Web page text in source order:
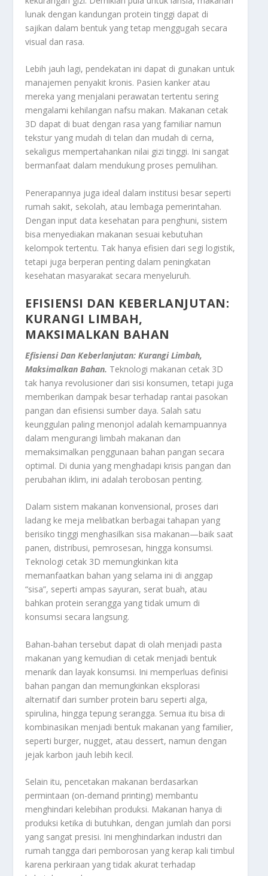
lunak dengan kandungan protein tinggi dapat di
sajikan dalam bentuk yang tetap menggugah secara
visual dan rasa.
Lebih jauh lagi, pendekatan ini dapat di gunakan untuk
manajemen penyakit kronis. Pasien kanker atau
mereka yang menjalani perawatan tertentu sering
mengalami kehilangan nafsu makan. Makanan cetak
3D dapat di buat dengan rasa yang familiar namun
tekstur yang mudah di telan dan mudah di cerna,
sekaligus mempertahankan nilai gizi tinggi. Ini sangat
bermanfaat dalam mendukung proses pemulihan.
Penerapannya juga ideal dalam institusi besar seperti
rumah sakit, sekolah, atau lembaga pemerintahan.
Dengan input data kesehatan para penghuni, sistem
bisa menyediakan makanan sesuai kebutuhan
kelompok tertentu. Tak hanya efisien dari segi logistik,
tetapi juga berperan penting dalam peningkatan
kesehatan masyarakat secara menyeluruh.
EFISIENSI DAN KEBERLANJUTAN:
KURANGI LIMBAH,
MAKSIMALKAN BAHAN
Efisiensi Dan Keberlanjutan: Kurangi Limbah,
Maksimalkan Bahan. Teknologi makanan cetak 3D
tak hanya revolusioner dari sisi konsumen, tetapi juga
memberikan dampak besar terhadap rantai pasokan
pangan dan efisiensi sumber daya. Salah satu
keunggulan paling menonjol adalah kemampuannya
dalam mengurangi limbah makanan dan
memaksimalkan penggunaan bahan pangan secara
optimal. Di dunia yang menghadapi krisis pangan dan
perubahan iklim, ini adalah terobosan penting.
Dalam sistem makanan konvensional, proses dari
ladang ke meja melibatkan berbagai tahapan yang
berisiko tinggi menghasilkan sisa makanan—baik saat
panen, distribusi, pemrosesan, hingga konsumsi.
Teknologi cetak 3D memungkinkan kita
memanfaatkan bahan yang selama ini di anggap
“sisa”, seperti ampas sayuran, serat buah, atau
bahkan protein serangga yang tidak umum di
konsumsi secara langsung.
Bahan-bahan tersebut dapat di olah menjadi pasta
makanan yang kemudian di cetak menjadi bentuk
menarik dan layak konsumsi. Ini memperluas definisi
bahan pangan dan memungkinkan eksplorasi
alternatif dari sumber protein baru seperti alga,
spirulina, hingga tepung serangga. Semua itu bisa di
kombinasikan menjadi bentuk makanan yang familier,
seperti burger, nugget, atau dessert, namun dengan
jejak karbon jauh lebih kecil.
Selain itu, pencetakan makanan berdasarkan
permintaan (on-demand printing) membantu
menghindari kelebihan produksi. Makanan hanya di
produksi ketika di butuhkan, dengan jumlah dan porsi
yang sangat presisi. Ini menghindarkan industri dan
rumah tangga dari pemborosan yang kerap kali timbul
karena perkiraan yang tidak akurat terhadap